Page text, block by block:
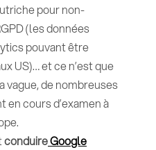
pour non-
(les données
pouvant être
US)… et ce n’est que
vague, de nombreuses
en cours d’examen à
conduireGoogle